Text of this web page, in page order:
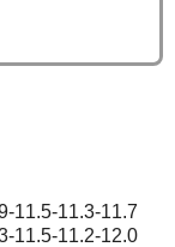
11.5-11.3-11.7
11.5-11.2-12.0